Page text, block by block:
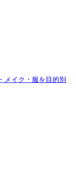
メイク・服を目的別